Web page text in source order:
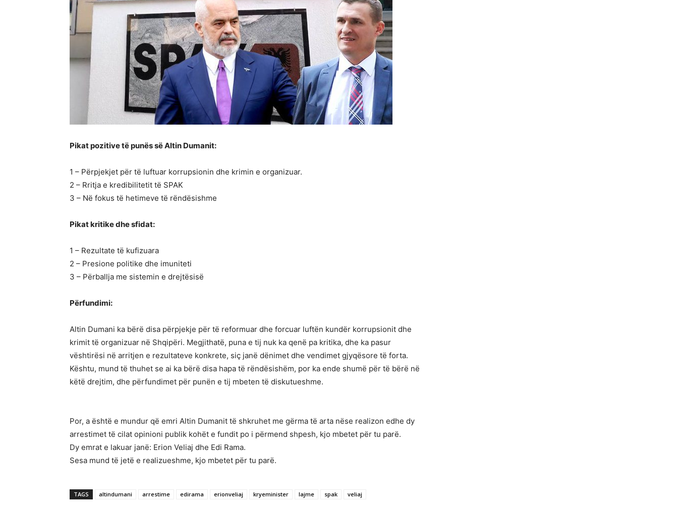
Pikat pozitive të punës së Altin Dumanit:
1 – Përpjekjet për të luftuar korrupsionin dhe krimin e organizuar.
2 – Rritja e kredibilitetit të SPAK
3 – Në fokus të hetimeve të rëndësishme
Pikat kritike dhe sfidat:
1 – Rezultate të kufizuara
2 – Presione politike dhe imuniteti
3 – Përballja me sistemin e drejtësisë
Përfundimi:
Altin Dumani ka bërë disa përpjekje për të reformuar dhe forcuar luftën kundër korrupsionit dhe
krimit të organizuar në Shqipëri. Megjithatë, puna e tij nuk ka qenë pa kritika, dhe ka pasur
vështirësi në arritjen e rezultateve konkrete, siç janë dënimet dhe vendimet gjyqësore të forta.
Kështu, mund të thuhet se ai ka bërë disa hapa të rëndësishëm, por ka ende shumë për të bërë në
këtë drejtim, dhe përfundimet për punën e tij mbeten të diskutueshme.
Por, a është e mundur që emri Altin Dumanit të shkruhet me gërma të arta nëse realizon edhe dy
arrestimet të cilat opinioni publik kohët e fundit po i përmend shpesh, kjo mbetet për tu parë.
Dy emrat e lakuar janë: Erion Veliaj dhe Edi Rama.
Sesa mund të jetë e realizueshme, kjo mbetet për tu parë.
TAGS altindumani arrestime edirama erionveliaj kryeminister lajme spak veliaj